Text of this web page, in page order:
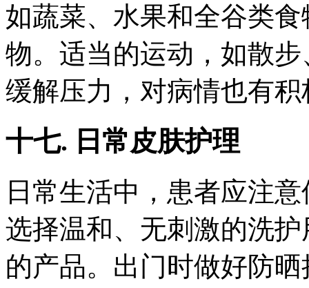
如蔬菜、水果和全谷类
物。适当的运动，如散
缓解压力，对病情也有
十七. 日常皮肤护理
日常生活中，患者应注
选择温和、无刺激的洗
的产品。出门时做好防